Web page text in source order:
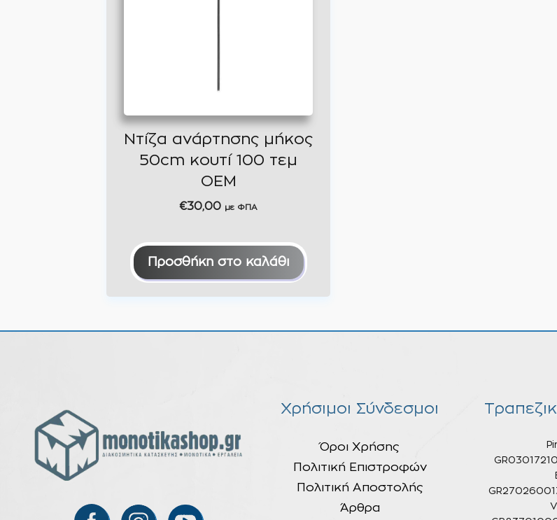
Ντίζα ανάρτησης μήκος
50cm κουτί 100 τεμ
ΟΕΜ
€30,00 με ΦΠΑ
Προσθήκη στο καλάθι
Χρήσιμοι Σύνδεσμοι
Όροι Χρήσης
Πολιτική Επιστροφών
Πολιτική Αποστολής
Άρθρα